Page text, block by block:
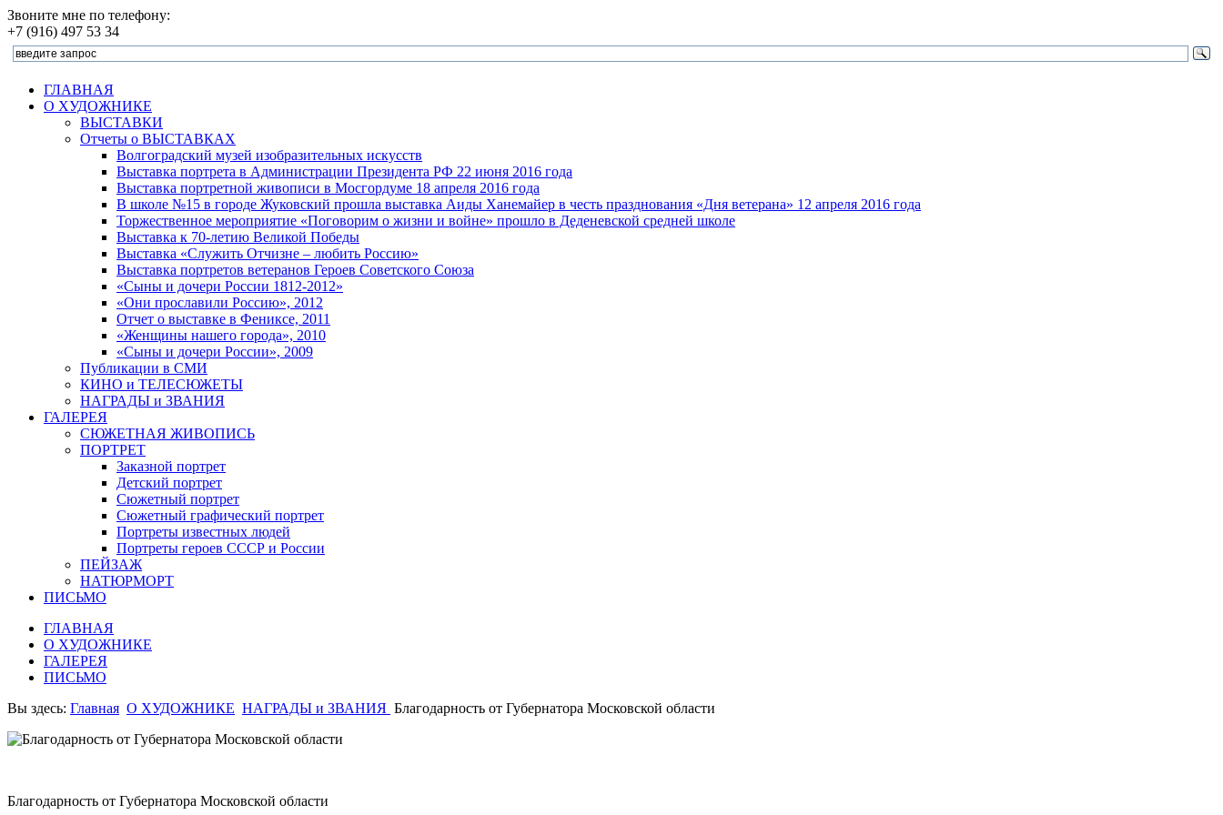
Звоните мне по телефону:
+7 (916) 497 53 34
ГЛАВНАЯ
О ХУДОЖНИКЕ
ВЫСТАВКИ
Отчеты о ВЫСТАВКАХ
Волгоградский музей изобразительных искусств
Выставка портрета в Администрации Президента РФ 22 июня 2016 года
Выставка портретной живописи в Мосгордуме 18 апреля 2016 года
В школе №15 в городе Жуковский прошла выставка Аиды Ханемайер в честь празднования «Дня ветерана» 12 апреля 2016 года
Торжественное мероприятие «Поговорим о жизни и войне» прошло в Деденевской средней школе
Выставка к 70-летию Великой Победы
Выставка «Служить Отчизне – любить Россию»
Выставка портретов ветеранов Героев Советского Союза
«Сыны и дочери России 1812-2012»
«Они прославили Россию», 2012
Отчет о выставке в Фениксе, 2011
«Женщины нашего города», 2010
«Сыны и дочери России», 2009
Публикации в СМИ
КИНО и ТЕЛЕСЮЖЕТЫ
НАГРАДЫ и ЗВАНИЯ
ГАЛЕРЕЯ
СЮЖЕТНАЯ ЖИВОПИСЬ
ПОРТРЕТ
Заказной портрет
Детский портрет
Сюжетный портрет
Сюжетный графический портрет
Портреты известных людей
Портреты героев СССР и России
ПЕЙЗАЖ
НАТЮРМОРТ
ПИСЬМО
ГЛАВНАЯ
О ХУДОЖНИКЕ
ГАЛЕРЕЯ
ПИСЬМО
Вы здесь: Главная О ХУДОЖНИКЕ НАГРАДЫ и ЗВАНИЯ Благодарность от Губернатора Московской области
Благодарность от Губернатора Московской области